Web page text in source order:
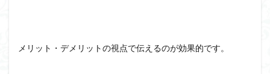
メリット・デメリットの視点で伝えるのが効果的です。